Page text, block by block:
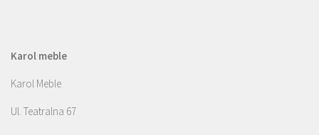
Karol meble
Karol Meble
Ul. Teatralna 67